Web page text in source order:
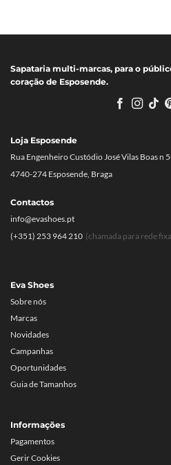
Sapataria multi-marcas, para o
coração de Esposende.
Eva Shoes
Sobre nós
Marcas
Novidades
Campanhas
Oportunidades
Guia de Tamanhos
Informações
Pagamentos
Gerir Cookies
Loja Esposende
Rua Engenheiro Custódio José Vilas Boas n
4740-274 Esposende, Braga
Contactos
info@evashoes.pt
(+351) 253 964 210 (chamada para rede